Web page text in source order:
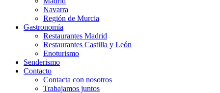
Navarra
Región de Murcia
Gastronomía
Restaurantes Madrid
Restaurantes Castilla y León
Enoturismo
Senderismo
Contacto
Contacta con nosotros
Trabajamos juntos